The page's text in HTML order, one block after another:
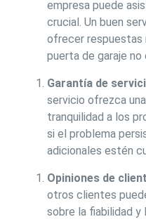
empresa puede
crucial. Un buen
ofrecer respuestas
puerta de garaje
Garantía de
servicio ofrezca
tranquilidad a los
si el problema
adicionales estén
Opiniones de
otros clientes
sobre la fiabilidad y